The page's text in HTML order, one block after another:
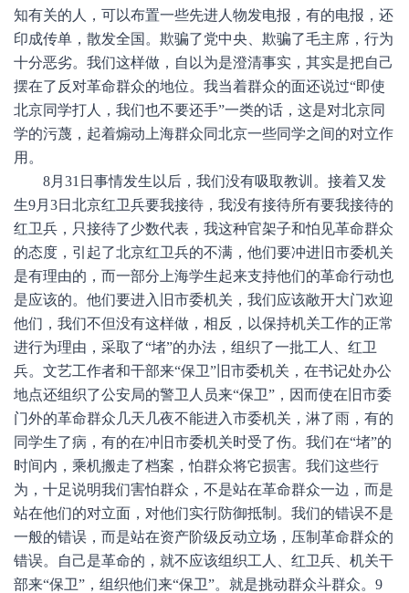
知有关的人，可以布置一些先进人物发电报，有的电报，还
印成传单，散发全国。欺骗了党中央、欺骗了毛主席，行为
十分恶劣。我们这样做，自以为是澄清事实，其实是把自己
摆在了反对革命群众的地位。我当着群众的面还说过“即使
北京同学打人，我们也不要还手”一类的话，这是对北京同
学的污蔑，起着煽动上海群众同北京一些同学之间的对立作
用。
8月31日事情发生以后，我们没有吸取教训。接着又发
生9月3日北京红卫兵要我接待，我没有接待所有要我接待的
红卫兵，只接待了少数代表，我这种官架子和怕见革命群众
的态度，引起了北京红卫兵的不满，他们要冲进旧市委机关
是有理由的，而一部分上海学生起来支持他们的革命行动也
是应该的。他们要进入旧市委机关，我们应该敞开大门欢迎
他们，我们不但没有这样做，相反，以保持机关工作的正常
进行为理由，采取了“堵”的办法，组织了一批工人、红卫
兵。文艺工作者和干部来“保卫”旧市委机关，在书记处办公
地点还组织了公安局的警卫人员来“保卫”，因而使在旧市委
门外的革命群众几天几夜不能进入市委机关，淋了雨，有的
同学生了病，有的在冲旧市委机关时受了伤。我们在“堵”的
时间内，乘机搬走了档案，怕群众将它损害。我们这些行
为，十足说明我们害怕群众，不是站在革命群众一边，而是
站在他们的对立面，对他们实行防御抵制。我们的错误不是
一般的错误，而是站在资产阶级反动立场，压制革命群众的
错误。自己是革命的，就不应该组织工人、红卫兵、机关干
部来“保卫”，组织他们来“保卫”。就是挑动群众斗群众。9